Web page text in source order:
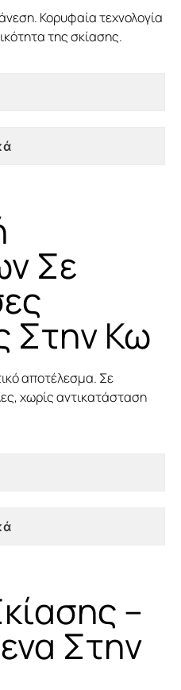
Κορυφαία τεχνολογία
της σκίασης.
Σε
Στην Κω
αποτέλεσμα. Σε
χωρίς αντικατάσταση
–
Στην